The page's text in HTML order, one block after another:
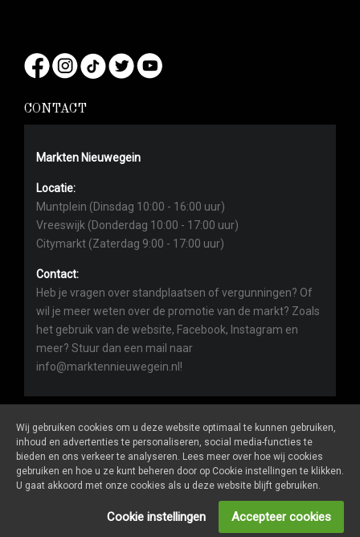
CONTACT
Markten Nieuwegein
Locatie:
Muntplein (Dinsdag 10:00 - 16:00 uur)
Vreeswijk (Donderdag 10:00 - 17:00 uur)
Citymarkt (Zaterdag 9:00 - 17:00 uur)
Contact:
Heb je vragen over standplaatsen of vergunningen? Of
wil je meer weten over de promotie van de markt? Zoals
het gebruik van de website, Facebook, Instagram en
meer? Stuur dan een mail naar
info@marktennieuwegein.nl!
Marktennieuwegein.nlis een website van De Markt Online
ALGEMENE VOORWAARDEN
ONDERNEMERS LOGIN
SOCIALS
Wij gebruiken cookies om u deze website optimaal te kunnen gebruiken,
inhoud en advertenties te personaliseren, social media-functies te
bieden en ons verkeer te analyseren. Lees meer over hoe wij cookies
gebruiken en hoe u ze kunt beheren door op Cookie instellingen te klikken.
U gaat akkoord met onze cookies als u deze website blijft gebruiken.
Cookie instellingen Accepteer cookies